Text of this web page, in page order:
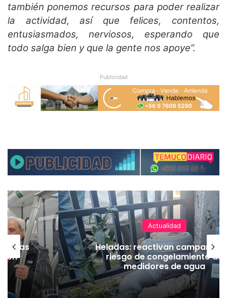
también ponemos recursos para poder realizar
la actividad, así que felices, contentos,
entusiasmados, nerviosos, esperando que
todo salga bien y que la gente nos apoye”.
Publicidad
vías
Actualidad
Heladas: reactivan campaña
riesgo de congelamiento de
medidores de agua